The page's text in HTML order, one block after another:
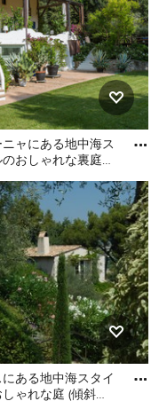
ャにある地中海ス
のおしゃれな裏庭
ニャにある地中海ス
のおしゃれな裏庭 (日
段) の写真
ある地中海スタイ
ゃれな庭 (傾斜